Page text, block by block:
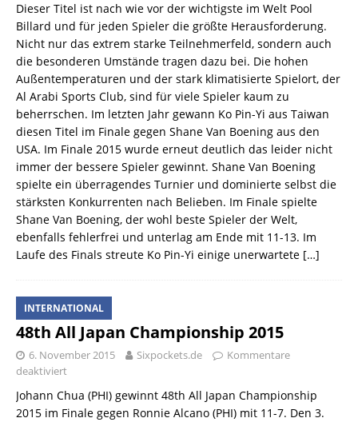
Dieser Titel ist nach wie vor der wichtigste im Welt Pool
Billard und für jeden Spieler die größte Herausforderung.
Nicht nur das extrem starke Teilnehmerfeld, sondern auch
die besonderen Umstände tragen dazu bei. Die hohen
Außentemperaturen und der stark klimatisierte Spielort, der
Al Arabi Sports Club, sind für viele Spieler kaum zu
beherrschen. Im letzten Jahr gewann Ko Pin-Yi aus Taiwan
diesen Titel im Finale gegen Shane Van Boening aus den
USA. Im Finale 2015 wurde erneut deutlich das leider nicht
immer der bessere Spieler gewinnt. Shane Van Boening
spielte ein überragendes Turnier und dominierte selbst die
stärksten Konkurrenten nach Belieben. Im Finale spielte
Shane Van Boening, der wohl beste Spieler der Welt,
ebenfalls fehlerfrei und unterlag am Ende mit 11-13. Im
Laufe des Finals streute Ko Pin-Yi einige unerwartete […]
INTERNATIONAL
48th All Japan Championship 2015
6. November 2015 Sixpockets.de
Kommentare
deaktiviert
Johann Chua (PHI) gewinnt 48th All Japan Championship
2015 im Finale gegen Ronnie Alcano (PHI) mit 11-7. Den 3.